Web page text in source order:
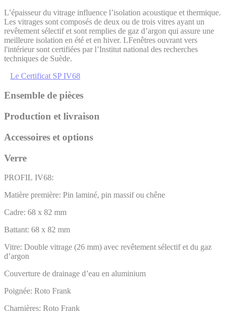
L’épaisseur du vitrage influence l’isolation acoustique et thermique.
Les vitrages sont composés de deux ou de trois vitres ayant un
revêtement sélectif et sont remplies de gaz d’argon qui assure une
meilleure isolation en été et en hiver. LFenêtres ouvrant vers
l'intérieur sont certifiées par l’Institut national des recherches
techniques de Suède.
Le Certificat SP IV68
Ensemble de pièces
Production et livraison
Accessoires et options
Verre
PROFIL IV68:
Matière première: Pin laminé, pin massif ou chêne
Cadre: 68 x 82 mm
Battant: 68 x 82 mm
Vitre: Double vitrage (26 mm) avec revêtement sélectif et du gaz
d’argon
Couverture de drainage d’eau en aluminium
Poignée: Roto Frank
Charnières: Roto Frank